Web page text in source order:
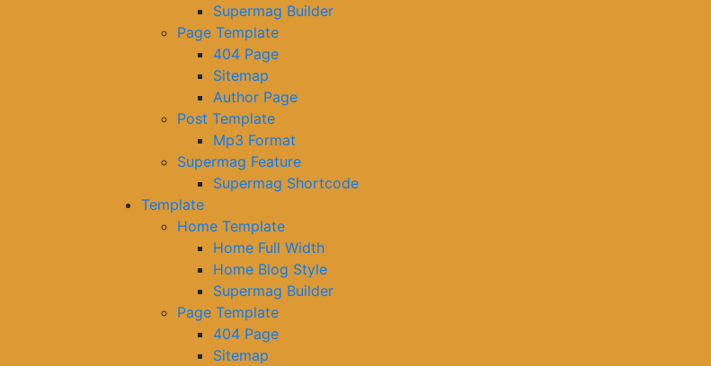
Supermag Builder
Page Template
404 Page
Sitemap
Author Page
Post Template
Mp3 Format
Supermag Feature
Supermag Shortcode
Template
Home Template
Home Full Width
Home Blog Style
Supermag Builder
Page Template
404 Page
Sitemap